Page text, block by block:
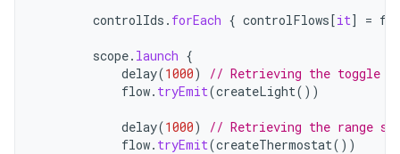
controlIds . forEach { controlFlows[it] =
scope. launch {
delay(1000)
// Retrieving the toggle
flow. tryEmit(createLight())
delay(1000)
// Retrieving the range
flow. tryEmit(createThermostat())